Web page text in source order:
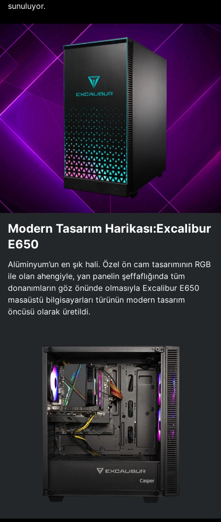
sunuluyor.
Modern Tasarım Harikası:Excalibur
E650
Alüminyum’un en şık hali. Özel ön cam tasarımının RGB
ile olan ahengiyle, yan panelin şeffaflığında tüm
donanımların göz önünde olmasıyla Excalibur E650
masaüstü bilgisayarları türünün modern tasarım
öncüsü olarak üretildi.